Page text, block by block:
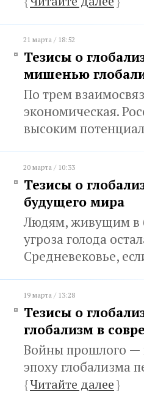
21 марта / 18:52
Тезисы о
мишенью
По трем
экономическая.
высоким
20 марта / 10:33
Тезисы о
будущего мира
Людям, живущим в
угроза голода
Средневековье,
19 марта / 13:28
Тезисы о
глобализм в
Войны прошлого —
эпоху глобализма
{Читайте далее}